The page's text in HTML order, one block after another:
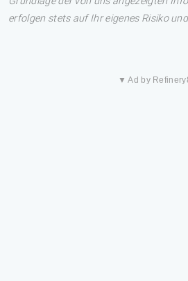
erfolgen stets auf Ihr eigenes Risiko
▼ Ad by